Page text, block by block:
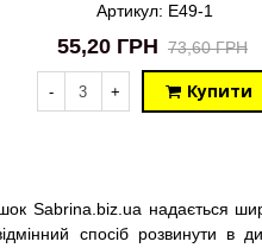
Артикул: E49-1
55,20 ГРН 73,60 ГРН
- + Купити
Sabrina.biz.ua надається
спосіб розвинути в